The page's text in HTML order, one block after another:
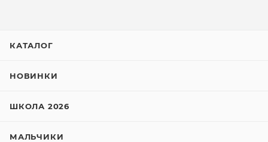
КАТАЛОГ
НОВИНКИ
ШКОЛА 2026
МАЛЬЧИКИ